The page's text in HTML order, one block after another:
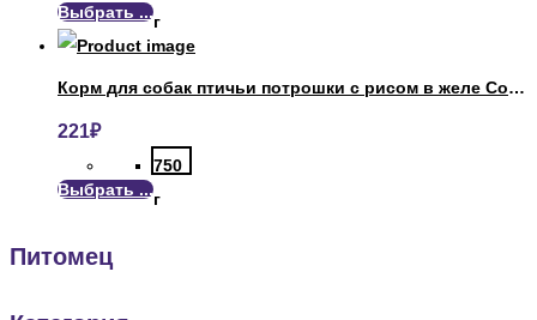
г
Выбрать ...
Корм для собак птичьи потрошки с рисом в желе Собачье Счастье
221₽
750
г
Выбрать ...
Питомец